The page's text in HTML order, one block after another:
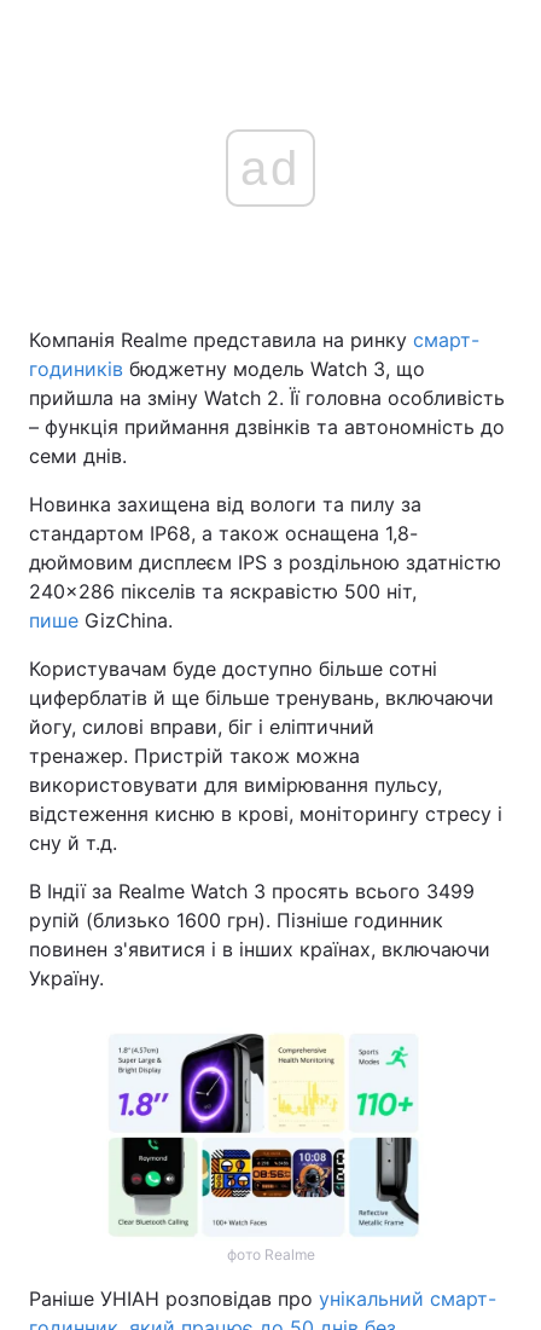
ad
Компанія Realme представила на ринку смарт-
годиників бюджетну модель Watch 3, що
прийшла на зміну Watch 2. Її головна особливість
– функція приймання дзвінків та автономність до
семи днів.
Новинка захищена від вологи та пилу за
стандартом IP68, а також оснащена 1,8-
дюймовим дисплеєм IPS з роздільною здатністю
240×286 пікселів та яскравістю 500 ніт,
пише GizChina.
Користувачам буде доступно більше сотні
циферблатів й ще більше тренувань, включаючи
йогу, силові вправи, біг і еліптичний
тренажер. Пристрій також можна
використовувати для вимірювання пульсу,
відстеження кисню в крові, моніторингу стресу і
сну й т.д.
В Індії за Realme Watch 3 просять всього 3499
рупій (близько 1600 грн). Пізніше годинник
повинен з'явитися і в інших країнах, включаючи
Україну.
фото Realme
Раніше УНІАН розповідав про унікальний смарт-